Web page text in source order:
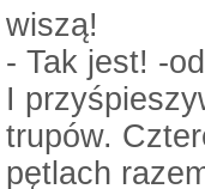
wiszą!
- Tak jest! -
I
trupów.
pętlach